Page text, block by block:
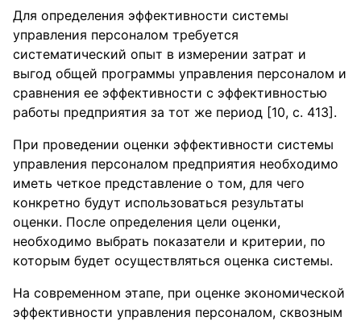
Для определения эффективности системы
управления персоналом требуется
систематический опыт в измерении затрат и
выгод общей программы управления персоналом и
сравнения ее эффективности с эффективностью
работы предприятия за тот же период [10, с. 413].
При проведении оценки эффективности системы
управления персоналом предприятия необходимо
иметь четкое представление о том, для чего
конкретно будут использоваться результаты
оценки. После определения цели оценки,
необходимо выбрать показатели и критерии, по
которым будет осуществляться оценка системы.
На современном этапе, при оценке экономической
эффективности управления персоналом, сквозным